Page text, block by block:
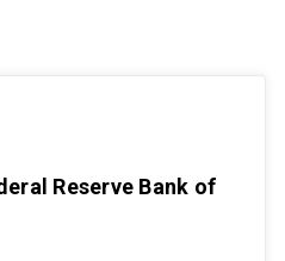
Reserve Bank of